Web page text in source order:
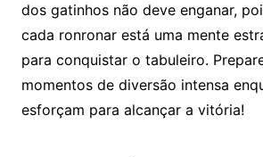
dos gatinhos não deve enganar,
cada ronronar está uma mente
para conquistar o tabuleiro.
momentos de diversão intensa
esforçam para alcançar a vitória!